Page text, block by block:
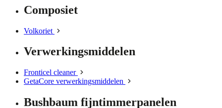
Composiet
Volkoriet
Verwerkingsmiddelen
Fronticel cleaner
GetaCore verwerkingsmiddelen
Bushbaum fijntimmerpanelen